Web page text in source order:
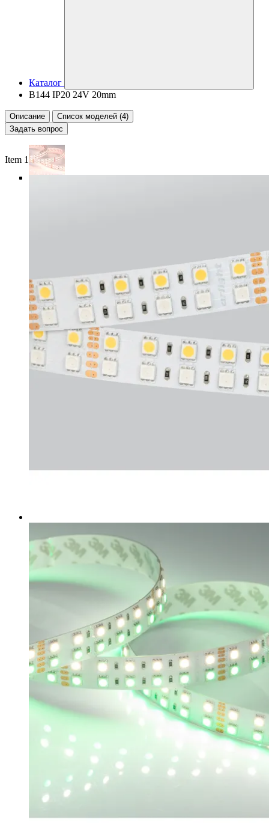
Каталог
B144 IP20 24V 20mm
Описание
Список моделей (4)
Задать вопрос
Item 1 of 6